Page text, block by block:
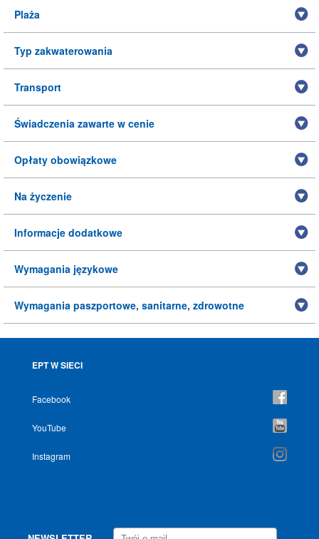
Plaża
Typ zakwaterowania
Transport
Świadczenia zawarte w cenie
Opłaty obowiązkowe
Na życzenie
Informacje dodatkowe
Wymagania językowe
Wymagania paszportowe, sanitarne, zdrowotne
EPT W SIECI
Facebook
YouTube
Instagram